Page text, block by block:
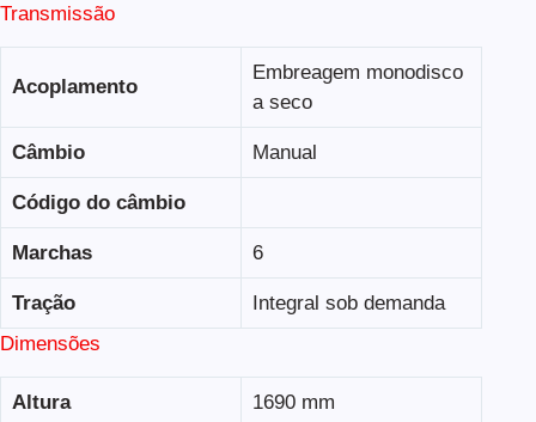
Transmissão
Acoplamento
Embreagem monodisco
a seco
Câmbio Manual
Código do câmbio
Marchas 6
Tração
Integral sob demanda
Dimensões
Altura 1690 mm